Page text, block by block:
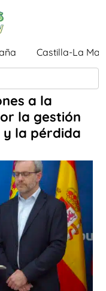
Castilla-La
a la
la gestión
y la pérdida